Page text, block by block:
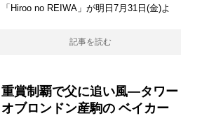
「Hiroo no REIWA」が明日7月31日(金)よ
記事を読む
重賞制覇で父に追い風―タワー
オブロンドン産駒の ベイカー